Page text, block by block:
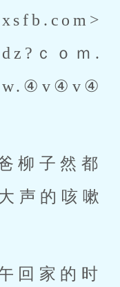
ｃｏｍ.
声的咳嗽